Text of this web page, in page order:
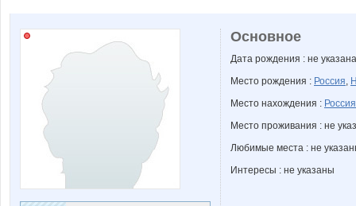
Основное
Дата рождения : не указана
Место рождения : Россия,
Место нахождения : Россия
Место проживания : не
Любимые места : не
Интересы : не указаны